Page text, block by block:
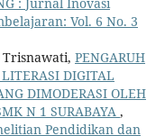
Vol. 6 No. 3
PENGARUH
DIGITAL
DIMODERASI OLEH
N 1 SURABAYA ,
Pendidikan dan